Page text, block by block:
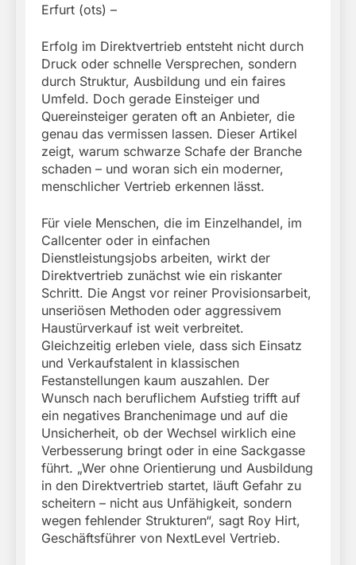
Erfurt (ots) –
Erfolg im Direktvertrieb entsteht nicht durch
Druck oder schnelle Versprechen, sondern
durch Struktur, Ausbildung und ein faires
Umfeld. Doch gerade Einsteiger und
Quereinsteiger geraten oft an Anbieter, die
genau das vermissen lassen. Dieser Artikel
zeigt, warum schwarze Schafe der Branche
schaden – und woran sich ein moderner,
menschlicher Vertrieb erkennen lässt.
Für viele Menschen, die im Einzelhandel, im
Callcenter oder in einfachen
Dienstleistungsjobs arbeiten, wirkt der
Direktvertrieb zunächst wie ein riskanter
Schritt. Die Angst vor reiner Provisionsarbeit,
unseriösen Methoden oder aggressivem
Haustürverkauf ist weit verbreitet.
Gleichzeitig erleben viele, dass sich Einsatz
und Verkaufstalent in klassischen
Festanstellungen kaum auszahlen. Der
Wunsch nach beruflichem Aufstieg trifft auf
ein negatives Branchenimage und auf die
Unsicherheit, ob der Wechsel wirklich eine
Verbesserung bringt oder in eine Sackgasse
führt. „Wer ohne Orientierung und Ausbildung
in den Direktvertrieb startet, läuft Gefahr zu
scheitern – nicht aus Unfähigkeit, sondern
wegen fehlender Strukturen“, sagt Roy Hirt,
Geschäftsführer von NextLevel Vertrieb.